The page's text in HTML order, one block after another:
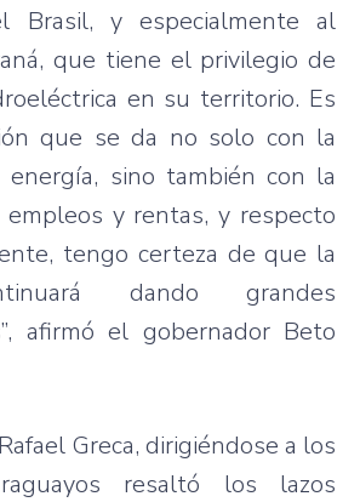
Brasil, y especialmente al
que tiene el privilegio de
en su territorio. Es
que se da no solo con la
energía, sino también con la
y rentas, y respecto
tengo certeza de que la
dando grandes
afirmó el gobernador Beto
Greca, dirigiéndose a los
resaltó los lazos